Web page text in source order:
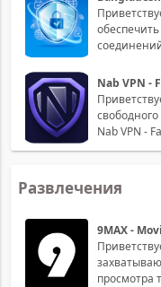
Nab VPN -
Nab VPN -
Развлечения
9MAX -
просмотра